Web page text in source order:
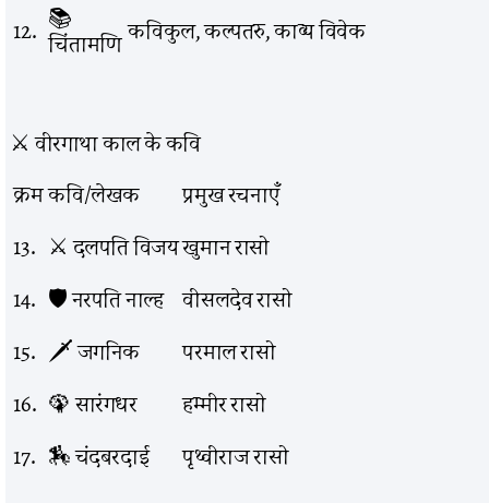
12. 📚
चिंतामणिकविकुल, कल्पतरु, काव्य विवेक
⚔️ वीरगाथा काल के कवि
क्रमकवि/लेखक
प्रमुख रचनाएँ
13. ⚔️ दलपति विजयखुमान रासो
14. 🛡️ नरपति नाल्ह वीसलदेव रासो
15. 🗡️ जगनिक
परमाल रासो
16. 🦚 सारंगधर
हम्मीर रासो
17. 🏇 चंदबरदाई पृथ्वीराज रासो